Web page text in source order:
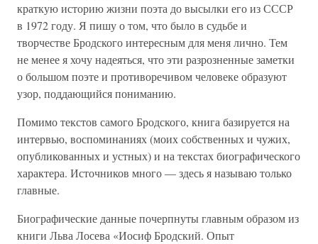
краткую историю жизни поэта до высылки его из СССР
в 1972 году. Я пишу о том, что было в судьбе и
творчестве Бродского интересным для меня лично. Тем
не менее я хочу надеяться, что эти разрозненные заметки
о большом поэте и противоречивом человеке образуют
узор, поддающийся пониманию.
Помимо текстов самого Бродского, книга базируется на
интервью, воспоминаниях (моих собственных и чужих,
опубликованных и устных) и на текстах биографического
характера. Источников много — здесь я называю только
главные.
Биографические данные почерпнуты главным образом из
книги Льва Лосева «Иосиф Бродский. Опыт